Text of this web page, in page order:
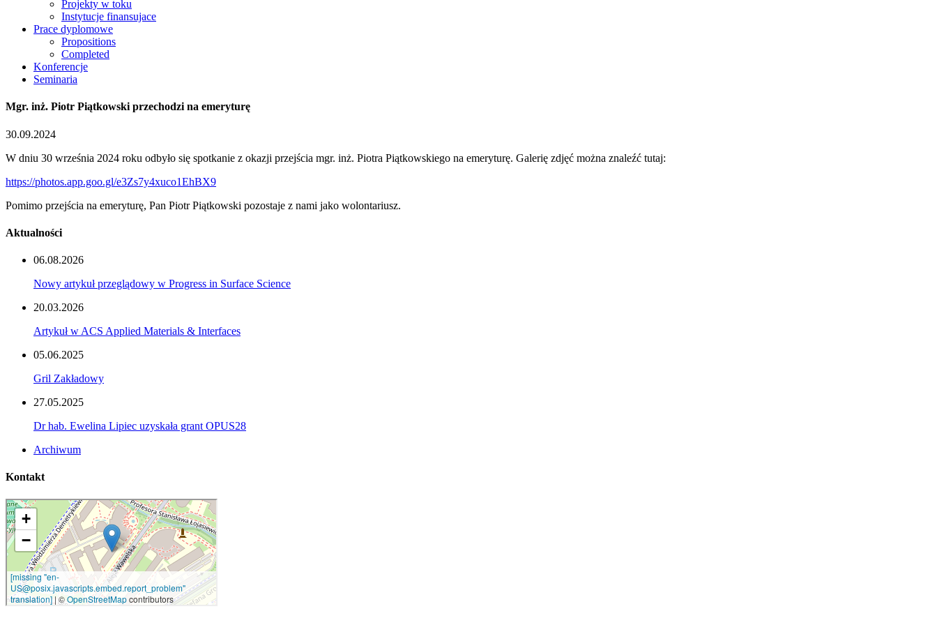
Projekty w toku
Instytucje finansujace
Prace dyplomowe
Propositions
Completed
Konferencje
Seminaria
Mgr. inż. Piotr Piątkowski przechodzi na emeryturę
30.09.2024
W dniu 30 września 2024 roku odbyło się spotkanie z okazji przejścia mgr. inż. Piotra Piątkowskiego na emeryturę. Galerię zdjęć można znaleźć tutaj:
https://photos.app.goo.gl/e3Zs7y4xuco1EhBX9
Pomimo przejścia na emeryturę, Pan Piotr Piątkowski pozostaje z nami jako wolontariusz.
Aktualności
06.08.2026
Nowy artykuł przeglądowy w Progress in Surface Science
20.03.2026
Artykuł w ACS Applied Materials & Interfaces
05.06.2025
Gril Zakładowy
27.05.2025
Dr hab. Ewelina Lipiec uzyskała grant OPUS28
Archiwum
Kontakt